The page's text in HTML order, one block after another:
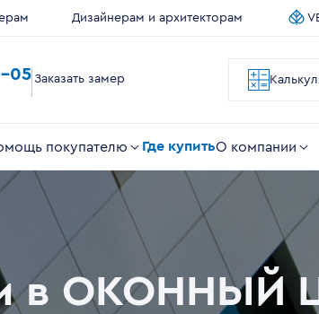
Дизайнерам и архитекторам
05 Заказать замер
покупателю Где купитьО компании
в ОКОННЫЙ